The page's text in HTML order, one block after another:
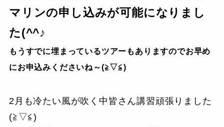
マリンの申し込みが可能になりまし
た(^^♪
もうすでに埋まっているツアーもありますのでお早め
にお申込みくださいね～(≧▽≦)
2月も冷たい風が吹く中皆さん講習頑張りました
(≧▽≦)